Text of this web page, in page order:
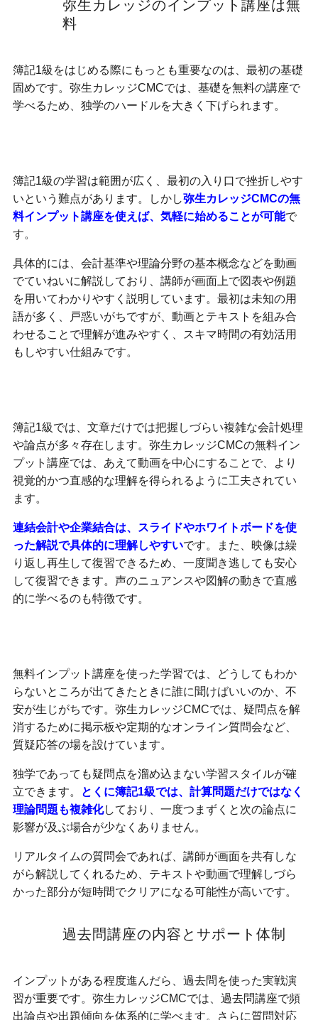
弥生カレッジのインプット講座は無
料
簿記1級をはじめる際にもっとも重要なのは、最初の基礎
固めです。弥生カレッジCMCでは、基礎を無料の講座で
学べるため、独学のハードルを大きく下げられます。
簿記1級の学習は範囲が広く、最初の入り口で挫折しやす
いという難点があります。しかし弥生カレッジCMCの無
料インプット講座を使えば、気軽に始めることが可能で
す。
具体的には、会計基準や理論分野の基本概念などを動画
でていねいに解説しており、講師が画面上で図表や例題
を用いてわかりやすく説明しています。最初は未知の用
語が多く、戸惑いがちですが、動画とテキストを組み合
わせることで理解が進みやすく、スキマ時間の有効活用
もしやすい仕組みです。
簿記1級では、文章だけでは把握しづらい複雑な会計処理
や論点が多々存在します。弥生カレッジCMCの無料イン
プット講座では、あえて動画を中心にすることで、より
視覚的かつ直感的な理解を得られるように工夫されてい
ます。
連結会計や企業結合は、スライドやホワイトボードを使
った解説で具体的に理解しやすいです。また、映像は繰
り返し再生して復習できるため、一度聞き逃しても安心
して復習できます。声のニュアンスや図解の動きで直感
的に学べるのも特徴です。
無料インプット講座を使った学習では、どうしてもわか
らないところが出てきたときに誰に聞けばいいのか、不
安が生じがちです。弥生カレッジCMCでは、疑問点を解
消するために掲示板や定期的なオンライン質問会など、
質疑応答の場を設けています。
独学であっても疑問点を溜め込まない学習スタイルが確
立できます。
とくに簿記1級では、計算問題だけではなく
理論問題も複雑化しており、一度つまずくと次の論点に
影響が及ぶ場合が少なくありません。
リアルタイムの質問会であれば、講師が画面を共有しな
がら解説してくれるため、テキストや動画で理解しづら
かった部分が短時間でクリアになる可能性が高いです。
過去問講座の内容とサポート体制
インプットがある程度進んだら、過去問を使った実戦演
習が重要です。弥生カレッジCMCでは、過去問講座で頻
出論点や出題傾向を体系的に学べます。さらに質問対応